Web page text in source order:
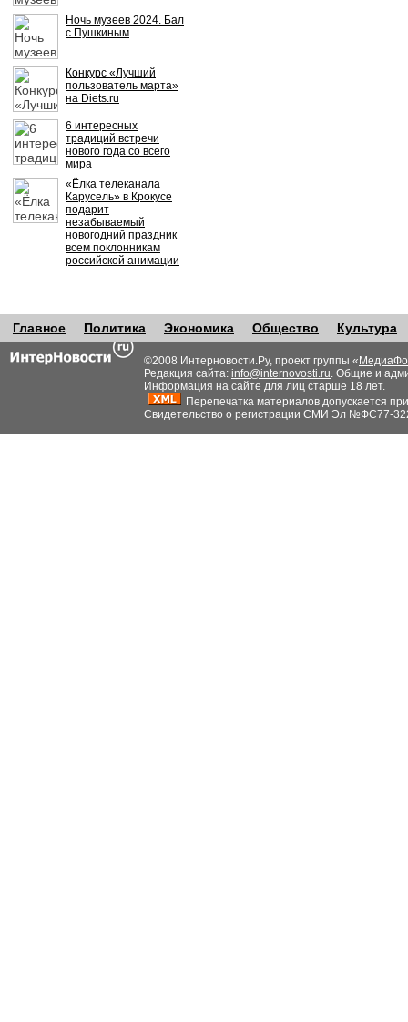
Ночь музеев 2024. Бал
с Пушкиным
Конкурс «Лучший
пользователь марта»
на Diets.ru
6 интересных
традиций встречи
нового года со всего
мира
«Ёлка телеканала
Карусель» в Крокусе
подарит
незабываемый
новогодний праздник
всем поклонникам
российской анимации
Главное Политика Экономика Общество Культура
©2008 Интерновости.Ру, проект группы «
Редакция сайта: info@internovosti.ru. Общие и
Информация на сайте для лиц старше 18 лет.
Перепечатка материалов допускается
Свидетельство о регистрации СМИ Эл №ФС77-